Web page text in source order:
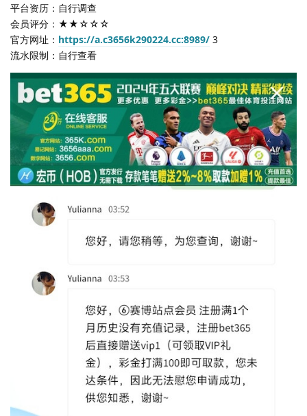
平台资历：自行调查
会员评分：★★☆☆☆
官方网址： https://a.c3656k290224.cc:8989/ 3
流水限制：自行查看